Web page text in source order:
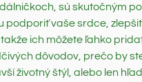
sú skutočným
podporiť vaše srdce,
ich môžete ľahko
dôvodov, prečo by
životný štýl, alebo len